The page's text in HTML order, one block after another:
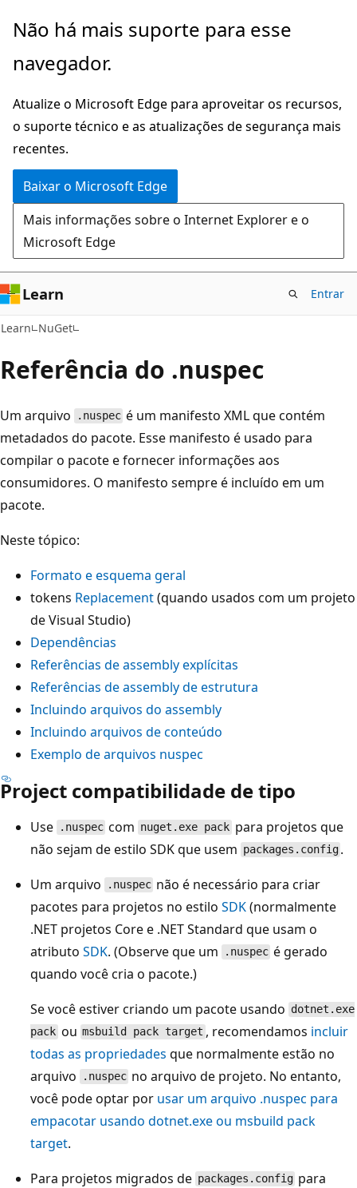
Pular
o
principal
Não há mais suporte para esse
navegador.
Atualize o Microsoft Edge para aproveitar os recursos,
o suporte técnico e as atualizações de segurança mais
recentes.
Baixar o Microsoft Edge
Mais informações sobre o Internet Explorer e o
Microsoft Edge
Learn Entrar
Learn NuGet
Referência do .nuspec
Um arquivo .nuspec é um manifesto XML que contém
metadados do pacote. Esse manifesto é usado para
compilar o pacote e fornecer informações aos
consumidores. O manifesto sempre é incluído em um
pacote.
Neste tópico:
Formato e esquema geral
tokens Replacement(quando usados com um projeto
de Visual Studio)
Dependências
Referências de assembly explícitas
Referências de assembly de estrutura
Incluindo arquivos do assembly
Incluindo arquivos de conteúdo
Exemplo de arquivos nuspec
Project compatibilidade de tipo
Use .nuspec com nuget.exe pack para projetos que
não sejam de estilo SDK que usem packages.config .
Um arquivo
.nuspec não é necessário para criar
pacotes para projetos no estilo SDK(normalmente
.NET projetos Core e .NET Standard que usam o
atributo SDK. (Observe que um .nuspec é gerado
quando você cria o pacote.)
Se você estiver criando um pacote usando dotnet.exe
pack ou msbuild pack target , recomendamos incluir
todas as propriedades que normalmente estão no
arquivo
.nuspec no arquivo de projeto. No entanto,
você pode optar por usar um arquivo .nuspec para
empacotar usando dotnet.exeou msbuild pack
target.
Para projetos migrados de packages.config para